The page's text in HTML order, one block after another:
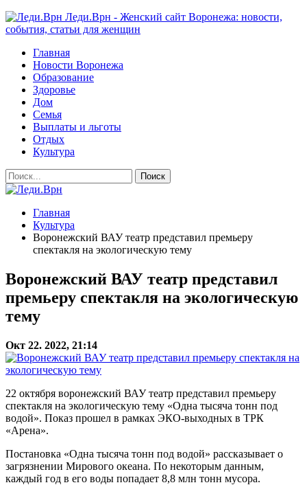
Леди.Врн - Женский сайт Воронежа: новости,
события, статьи для женщин
Главная
Новости Воронежа
Образование
Здоровье
Дом
Семья
Выплаты и льготы
Отдых
Культура
Главная
Культура
Воронежский ВАУ театр представил премьеру
спектакля на экологическую тему
Воронежский ВАУ театр представил
премьеру спектакля на экологическую
тему
Окт 22. 2022, 21:14
22 октября воронежский ВАУ театр представил премьеру
спектакля на экологическую тему «Одна тысяча тонн под
водой». Показ прошел в рамках ЭКО-выходных в ТРК
«Арена».
Постановка «Одна тысяча тонн под водой» рассказывает о
загрязнении Мирового океана. По некоторым данным,
каждый год в его воды попадает 8,8 млн тонн мусора.